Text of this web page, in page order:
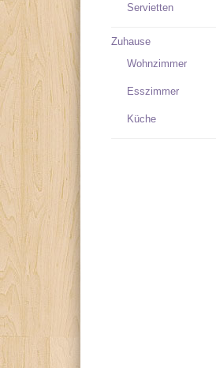
Servietten
Zuhause
Wohnzimmer
Esszimmer
Küche